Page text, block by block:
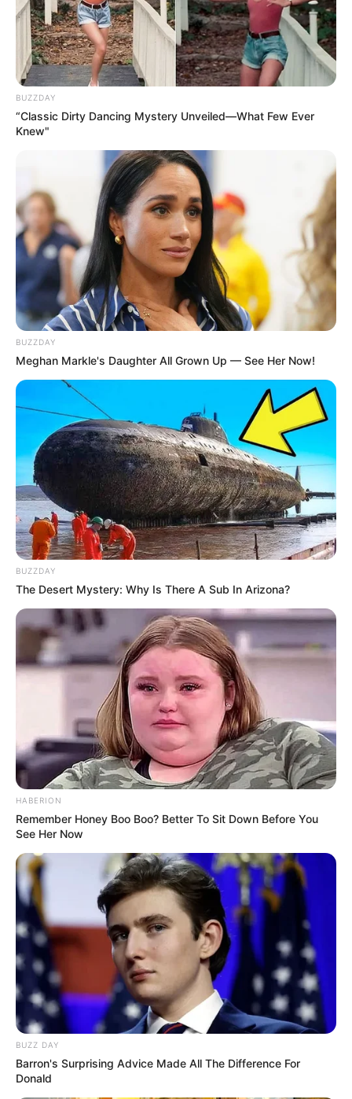
BUZZDAY
“Classic Dirty Dancing Mystery Unveiled—What Few Ever
Knew"
BUZZDAY
Meghan Markle's Daughter All Grown Up — See Her Now!
BUZZDAY
The Desert Mystery: Why Is There A Sub In Arizona?
HABERION
Remember Honey Boo Boo? Better To Sit Down Before You
See Her Now
BUZZ DAY
Barron's Surprising Advice Made All The Difference For
Donald